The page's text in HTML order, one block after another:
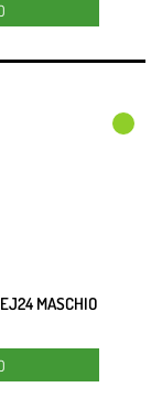
MASCHIO